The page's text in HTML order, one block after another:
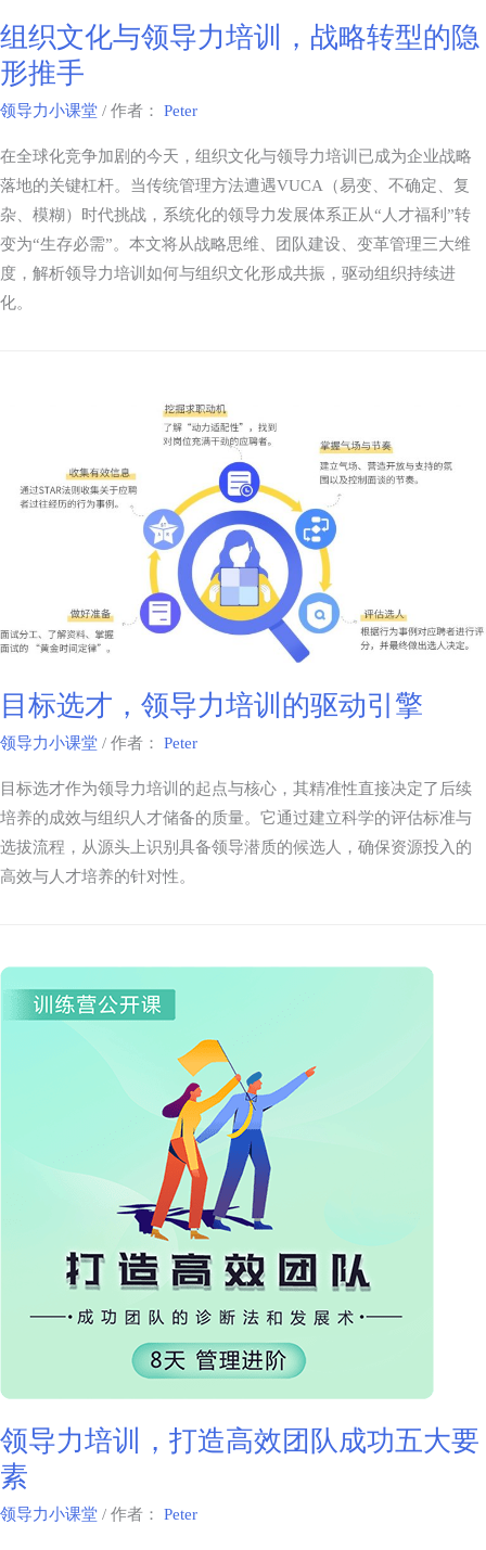
组织文化与领导力培训，战略转型的隐
形推手
领导力小课堂 / 作者： Peter
在全球化竞争加剧的今天，组织文化与领导力培训已成为企业战略
落地的关键杠杆。当传统管理方法遭遇VUCA（易变、不确定、复
杂、模糊）时代挑战，系统化的领导力发展体系正从“人才福利”转
变为“生存必需”。本文将从战略思维、团队建设、变革管理三大维
度，解析领导力培训如何与组织文化形成共振，驱动组织持续进
化。
目标选才，领导力培训的驱动引擎
领导力小课堂 / 作者： Peter
目标选才作为领导力培训的起点与核心，其精准性直接决定了后续
培养的成效与组织人才储备的质量。它通过建立科学的评估标准与
选拔流程，从源头上识别具备领导潜质的候选人，确保资源投入的
高效与人才培养的针对性。
领导力培训，打造高效团队成功五大要
素
领导力小课堂 / 作者： Peter